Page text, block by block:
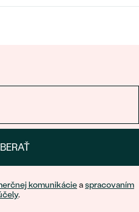
komunikácieaspracovaním
.